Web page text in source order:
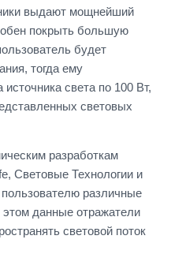
выдают мощнейший
покрыть большую
будет
тогда ему
света по 100 Вт,
световых
разработкам
Световые Технологии и
различные
данные отражатели
световой поток